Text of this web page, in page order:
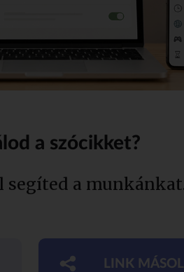
a szócikket?
segíted a
LINK